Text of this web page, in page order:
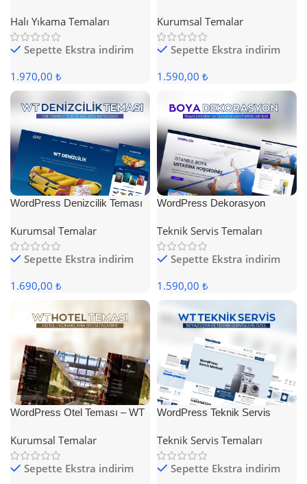
Halı Yıkama Temaları
Sepette Ekstra indirim
1.970,00 ₺
Kurumsal Temalar
Sepette Ekstra indirim
1.590,00 ₺
WordPress Denizcilik Teması
Kurumsal Temalar
Sepette Ekstra indirim
1.690,00 ₺
WordPress Dekorasyon
Teknik Servis Temaları
Sepette Ekstra indirim
1.590,00 ₺
WordPress Otel Teması – WT
Kurumsal Temalar
Sepette Ekstra indirim
WordPress Teknik Servis
Teknik Servis Temaları
Sepette Ekstra indirim